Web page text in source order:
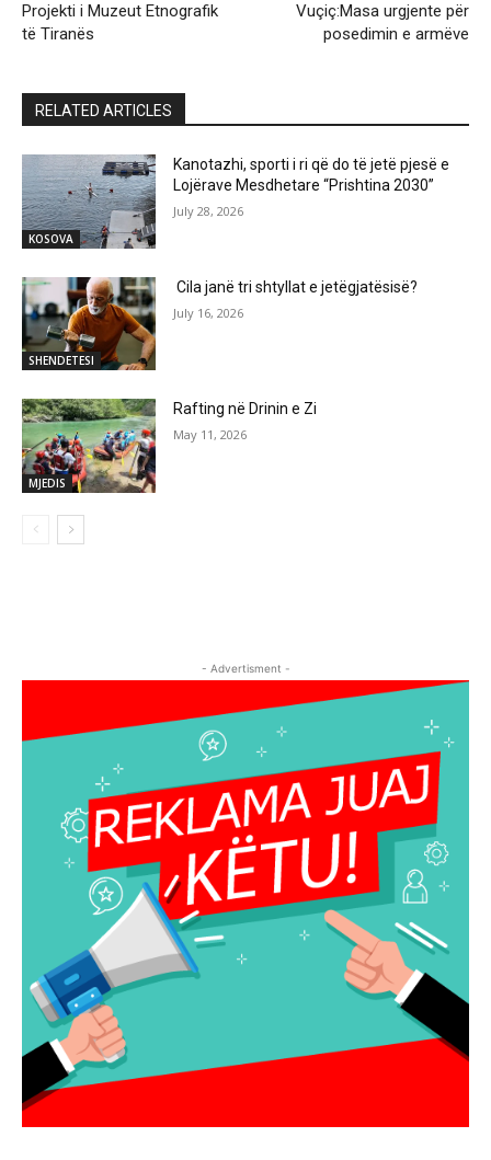
Projekti i Muzeut Etnografik
të Tiranës
Vuçiç:Masa urgjente për
posedimin e armëve
RELATED ARTICLES
KOSOVA
Kanotazhi, sporti i ri që do të jetë pjesë e
Lojërave Mesdhetare “Prishtina 2030”
July 28, 2026
SHENDETESI
Cila janë tri shtyllat e jetëgjatësisë?
July 16, 2026
MJEDIS
Rafting në Drinin e Zi
May 11, 2026
- Advertisment -